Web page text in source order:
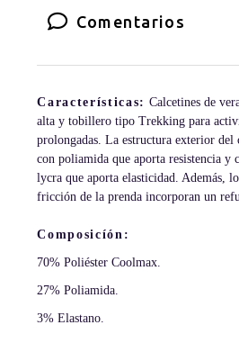
Comentarios
Características: Calcetines de
alta y tobillero tipo Trekking para
prolongadas. La estructura exterior del
con poliamida que aporta resistencia y
lycra que aporta elasticidad. Además,
fricción de la prenda incorporan un
Composicíón:
70% Poliéster Coolmax.
27% Poliamida.
3% Elastano.